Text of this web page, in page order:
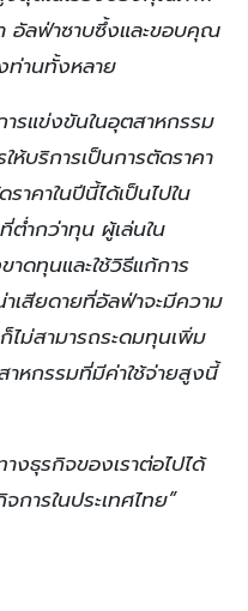
อัลฟ่าซาบซึ้งและขอบคุณ
านทั้งหลาย
รแข่งขันในอุตสาหกรรม
ห้บริการเป็นการตัดราคา
าคาในปีนี้ได้เป็นไปใน
ต่ำกว่าทุน ผู้เล่นใน
ดทุนและใช้วิธีแก้การ
เสียดายที่อัลฟ่าจะมีความ
ไม่สามารถระดมทุนเพิ่ม
หกรรมที่มีค่าใช้จ่ายสูงนี้
งธุรกิจของเราต่อไปได้
การในประเทศไทย”